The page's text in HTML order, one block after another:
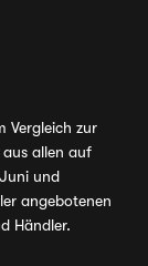
Vergleich zur
aus allen auf
und
angebotenen
Händler.